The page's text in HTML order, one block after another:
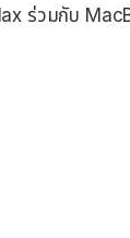
ร่วมกับ